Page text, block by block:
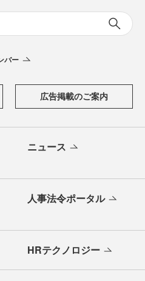
バー
広告掲載のご案内
ニュース
人事法令ポータル
HRテクノロジー